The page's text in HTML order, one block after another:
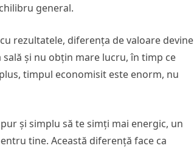
general.
rezultatele, diferența de valoare devine
și nu obțin mare lucru, în timp ce
timpul economisit este enorm, nu
și simplu să te simți mai energic, un
tine. Această diferență face ca